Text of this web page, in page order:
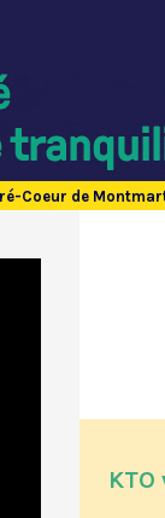
Coeur de